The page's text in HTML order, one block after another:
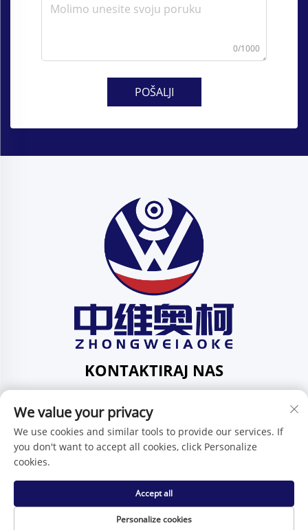
0/1000
POŠALJI
KONTAKTIRAJ NAS
Pingdi, Shenzhen, Guangdong, Kina
Tel:+86-15986647296
E-mail: [email protected]
Autorska prava © Shenzhen Zhongweiaoke Technology Co.,
Ltd. -Politika privatnosti
We value your privacy
We use cookies and similar tools to provide our services. If
you don't want to accept all cookies, click Personalize
cookies.
Personalize cookies
Accept all